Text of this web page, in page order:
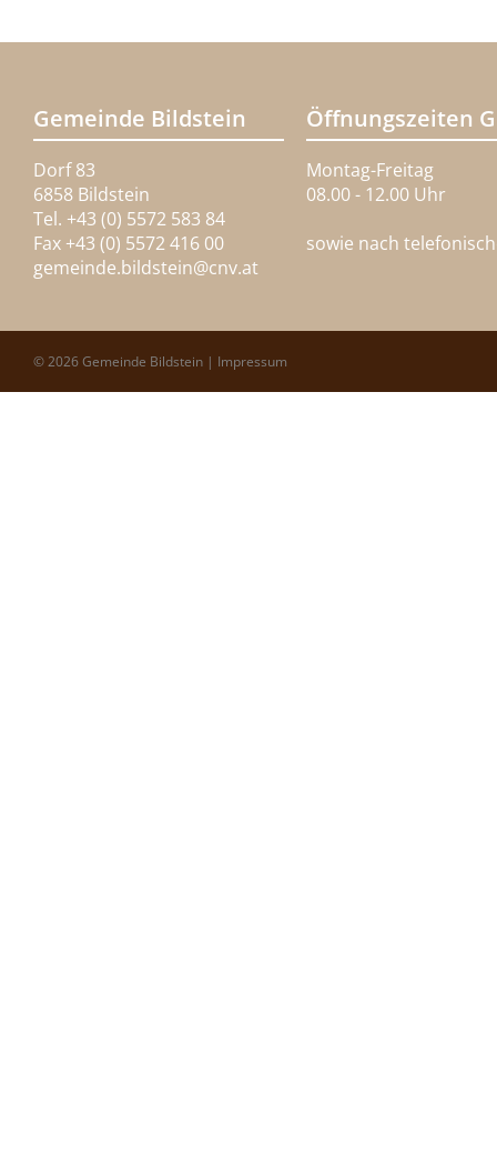
Gemeinde Bildstein
Dorf 83
6858 Bildstein
Tel. +43 (0) 5572 583 84
Fax +43 (0) 5572 416 00
gemeinde.bildstein@cnv.at
Öffnungszeiten
Montag-Freitag
08.00 - 12.00 Uhr
sowie nach
© 2026 Gemeinde Bildstein | Impressum